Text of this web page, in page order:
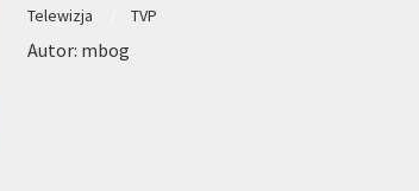
Telewizja TVP
Autor: mbog